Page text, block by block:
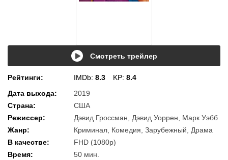
Смотреть трейлер
Рейтинги: IMDb: 8.3 KP: 8.4
Дата выхода:
2019
Страна:
США
Режиссер:
Дэвид Гроссман, Дэвид Уоррен, Марк Уэбб
Жанр:
Криминал, Комедия, Зарубежный, Драма
В качестве:
FHD (1080p)
Время:
50 мин.